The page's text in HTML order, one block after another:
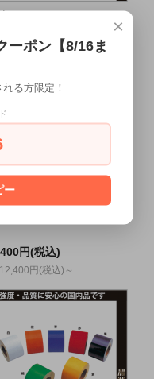
シート8 70㎜*46Ｍ YT-8
円(税込)～
円(税込)
円(税込)～
×
ーポン【8/16ま
る方限定！
ー